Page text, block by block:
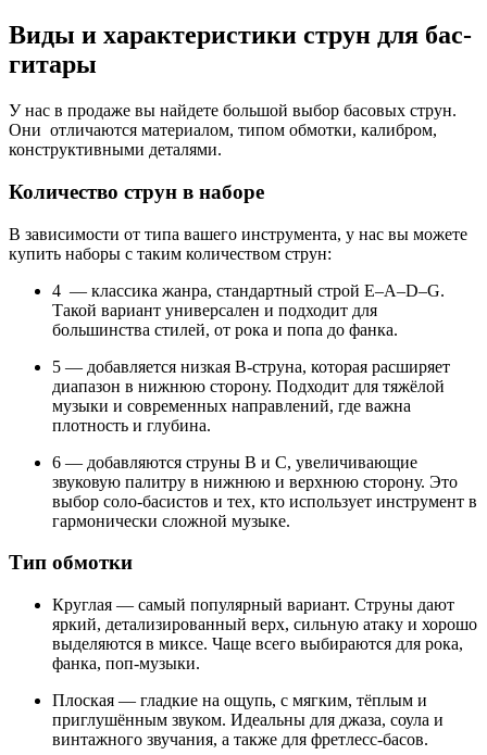
Виды и характеристики струн для бас-
гитары
У нас в продаже вы найдете большой выбор басовых струн.
Они отличаются материалом, типом обмотки, калибром,
конструктивными деталями.
Количество струн в наборе
В зависимости от типа вашего инструмента, у нас вы можете
купить наборы с таким количеством струн:
4 — классика жанра, стандартный строй E–A–D–G.
Такой вариант универсален и подходит для
большинства стилей, от рока и попа до фанка.
5 — добавляется низкая B-струна, которая расширяет
диапазон в нижнюю сторону. Подходит для тяжёлой
музыки и современных направлений, где важна
плотность и глубина.
6 — добавляются струны B и C, увеличивающие
звуковую палитру в нижнюю и верхнюю сторону. Это
выбор соло-басистов и тех, кто использует инструмент в
гармонически сложной музыке.
Тип обмотки
Круглая — самый популярный вариант. Струны дают
яркий, детализированный верх, сильную атаку и хорошо
выделяются в миксе. Чаще всего выбираются для рока,
фанка, поп-музыки.
Плоская — гладкие на ощупь, с мягким, тёплым и
приглушённым звуком. Идеальны для джаза, соула и
винтажного звучания, а также для фретлесс-басов.